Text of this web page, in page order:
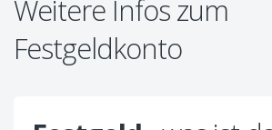
Weitere Infos zum
Festgeldkonto